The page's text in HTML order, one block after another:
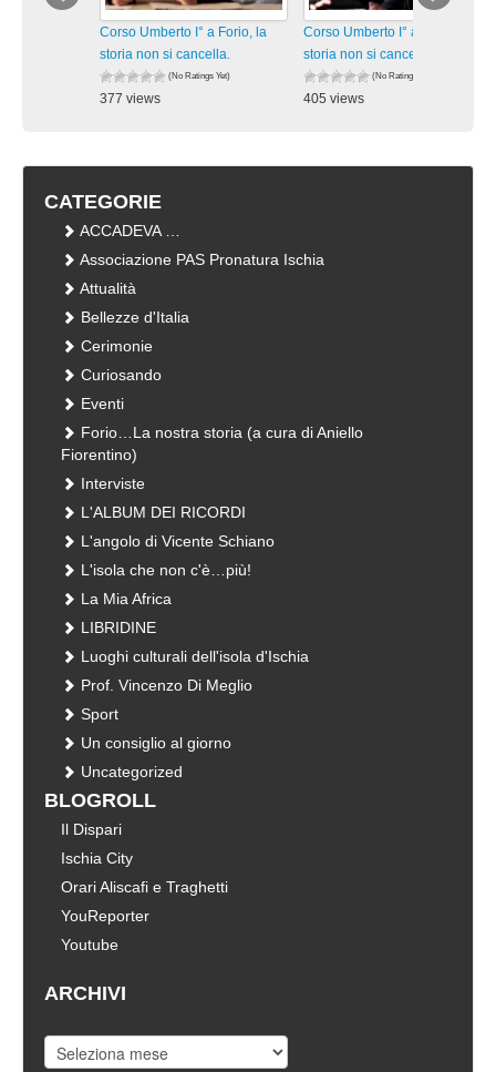
Corso Umberto I° a Forio, la
storia non si cancella.
(No Ratings Yet)
377 views
Corso Umberto I° a Forio, la
storia non si cancella.
(No Ratings Yet)
405 views
CATEGORIE
ACCADEVA …
Associazione PAS Pronatura Ischia
Attualità
Bellezze d'Italia
Cerimonie
Curiosando
Eventi
Forio…La nostra storia (a cura di Aniello
Fiorentino)
Interviste
L'ALBUM DEI RICORDI
L'angolo di Vicente Schiano
L'isola che non c'è…più!
La Mia Africa
LIBRIDINE
Luoghi culturali dell'isola d'Ischia
Prof. Vincenzo Di Meglio
Sport
Un consiglio al giorno
Uncategorized
BLOGROLL
Il Dispari
Ischia City
Orari Aliscafi e Traghetti
YouReporter
Youtube
ARCHIVI